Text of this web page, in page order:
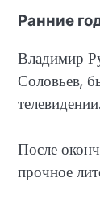
Ранние
Владимир
Соловьев,
После
прочное